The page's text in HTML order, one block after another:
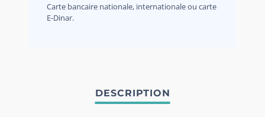
Carte bancaire nationale, internationale ou carte
E-Dinar.